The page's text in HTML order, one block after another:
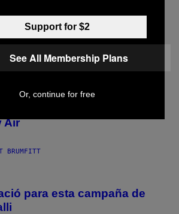
un cover sorprendente de
de Sia
exclusivo de Arca
Air
BRUMFITT
para esta campaña de
Support for $2
See All Membership Plans
Or, continue for free